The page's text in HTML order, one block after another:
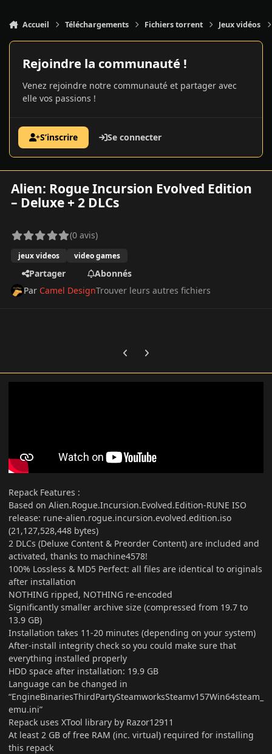
Accueil Téléchargements Fichiers torrent Jeux vidéos
Rejoindre la communauté !
Venez rejoindre notre communauté et partager avec
elle vos passions !
S’inscrire Se connecter
Alien: Rogue Incursion Evolved Edition
– Deluxe + 2 DLCs
(0 avis)
jeux videos video games
Partager
Abonnés
Par Camel DesignTrouver leurs autres fichiers
Previous carousel slide
Next carousel slide
Repack Features :
Based on Alien.Rogue.Incursion.Evolved.Edition-RUNE ISO
release: rune-alien.rogue.incursion.evolved.edition.iso
(21,127,528,448 bytes)
2 DLCs (Deluxe Content & Preorder Content) are included and
activated, thanks to machine4578!
100% Lossless & MD5 Perfect: all files are identical to originals
after installation
NOTHING ripped, NOTHING re-encoded
Significantly smaller archive size (compressed from 19.7 to
13.9 GB)
Installation takes 11-20 minutes (depending on your system)
After-install integrity check so you could make sure that
everything installed properly
HDD space after installation: 19.9 GB
Language can be changed in
“EngineBinariesThirdPartySteamworksSteamv157Win64steam_
emu.ini”
Repack uses XTool library by Razor12911
At least 2 GB of free RAM (inc. virtual) required for installing
this repack